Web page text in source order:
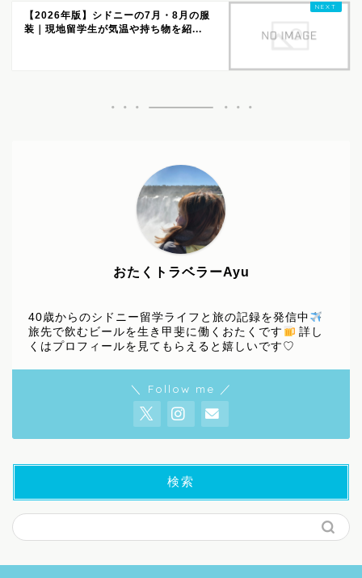
【2026年版】シドニーの7月・8月の服
装｜現地留学生が気温や持ち物を紹...
おたくトラベラーAyu
40歳からのシドニー留学ライフと旅の記録を発信中
旅先で飲むビールを生き甲斐に働くおたくです
詳し
くはプロフィールを見てもらえると嬉しいです♡
＼ Follow me ／
検索